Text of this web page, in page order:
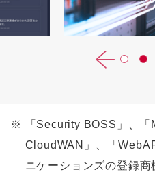
※
「Security BOSS」、
CloudWAN」、「
ニケーションズの登録商